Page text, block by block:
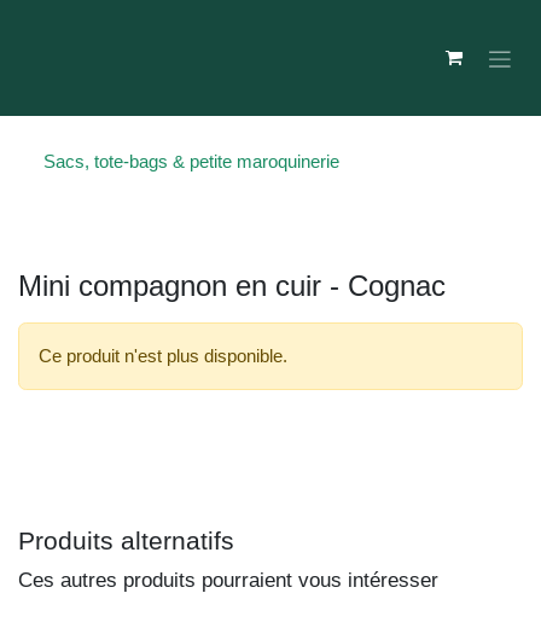
Sacs, tote-bags & petite maroquinerie
Mini compagnon en cuir - Cognac
Ce produit n'est plus disponible.
Produits alternatifs
Ces autres produits pourraient vous intéresser